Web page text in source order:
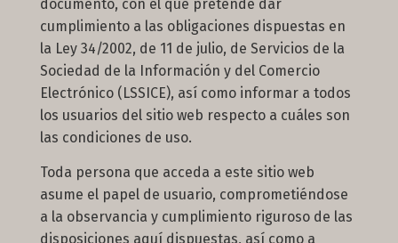
documento, con el que pretende dar
cumplimiento a las obligaciones dispuestas en
la Ley 34/2002, de 11 de julio, de Servicios de la
Sociedad de la Información y del Comercio
Electrónico (LSSICE), así como informar a todos
los usuarios del sitio web respecto a cuáles son
las condiciones de uso.
Toda persona que acceda a este sitio web
asume el papel de usuario, comprometiéndose
a la observancia y cumplimiento riguroso de las
disposiciones aquí dispuestas, así como a